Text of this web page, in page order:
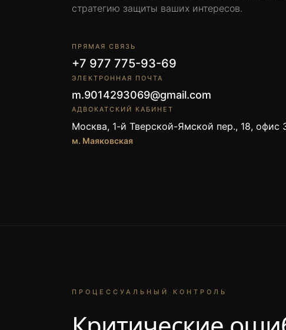
стратегию защиты ваших интересов.
ПРЯМАЯ СВЯЗЬ
+7 977 775-93-69
ЭЛЕКТРОННАЯ ПОЧТА
m.9014293069@gmail.com
АДВОКАТСКИЙ КАБИНЕТ
Москва, 1-й Тверской-Ямской пер., 18, офис
м. Маяковская
ПРОЦЕССУАЛЬНЫЙ КОНТРОЛЬ